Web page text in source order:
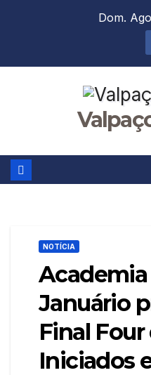
Dom.
NOTÍCIA
Januário
Final Four
Iniciados